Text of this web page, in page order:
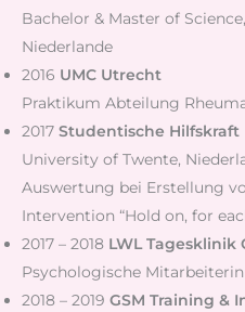
Bachelor & Master of
Niederlande
2016 UMC Utrecht
Praktikum Abteilung
2017 Studentische Hilfskraft
University of Twente,
Auswertung bei Erstellung
Intervention “Hold on, for
2017 – 2018 LWL Tagesklinik
Psychologische Mitarbeiterin
2018 – 2019 GSM Training &